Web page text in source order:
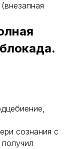
сознания с